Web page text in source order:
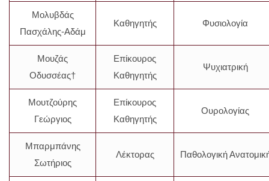
Μολυβδάς
Πασχάλης-Αδάμ
Καθηγητής Φυσιολογία
Μουζάς
Οδυσσέας†
Επίκουρος
Καθηγητής
Ψυχιατρική
Μουτζούρης
Γεώργιος
Επίκουρος
Καθηγητής
Ουρολογίας
Μπαρμπάνης
Σωτήριος
Λέκτορας Παθολογική